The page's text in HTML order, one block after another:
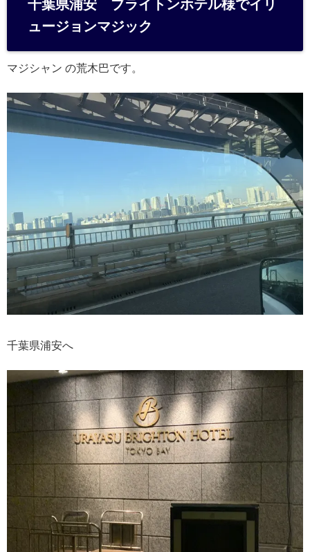
n
千葉県浦安 ブライトンホテル様でイリ
ュージョンマジック
マジシャン の荒木巴です。
千葉県浦安へ